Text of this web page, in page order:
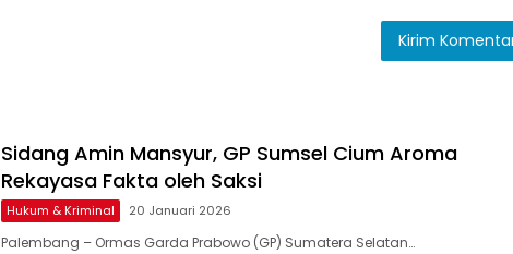
Sidang Amin Mansyur, GP Sumsel Cium Aroma
Rekayasa Fakta oleh Saksi
Hukum & Kriminal 20 Januari 2026
Palembang – Ormas Garda Prabowo (GP) Sumatera Selatan…